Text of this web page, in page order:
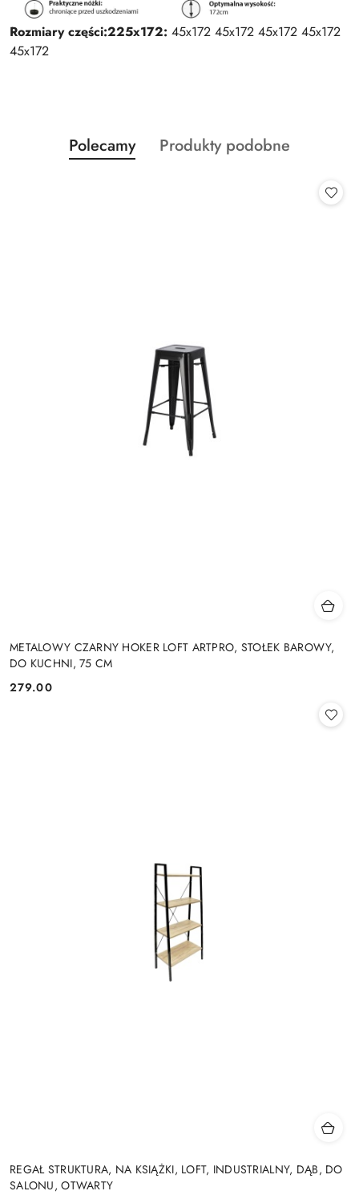
Rozmiary części:225x172: 45x172 45x172 45x172 45x172
45x172
Pomiń karuzelę produktów
Produkty
o
Polecamy
Produkty
Produkty podobne
METALOWY CZARNY HOKER LOFT ARTPRO, STOŁEK BAROWY,
DO KUCHNI, 75 CM
Cena:
279.00
REGAŁ STRUKTURA, NA KSIĄŻKI, LOFT, INDUSTRIALNY, DĄB, DO
SALONU, OTWARTY